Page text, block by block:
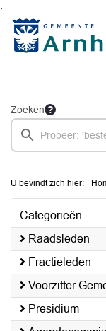
Zoeken
U bevindt zich hier:
Categorieën
Raadsleden
Fractieleden
Voorzitter
Presidium